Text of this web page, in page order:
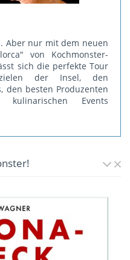
Aber nur mit dem neuen
von Kochmonster-
sich die perfekte Tour
der Insel, den
den besten Produzenten
Events